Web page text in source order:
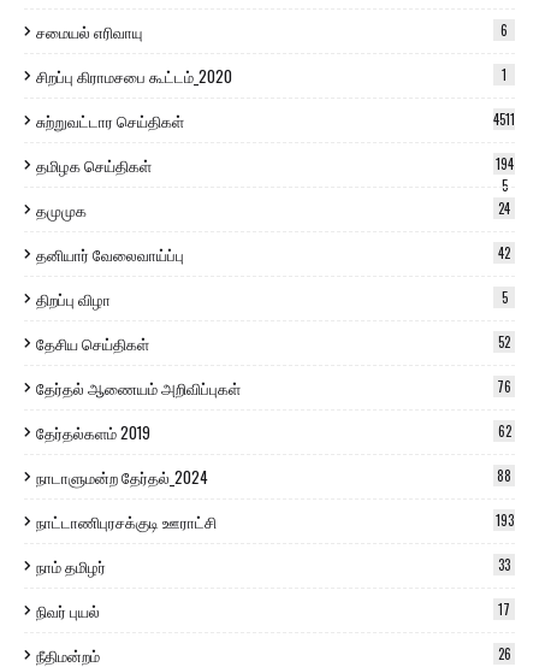
சமையல் எரிவாயு 6
சிறப்பு கிராமசபை கூட்டம்_2020 1
சுற்றுவட்டார செய்திகள் 4511
தமிழக செய்திகள்
194
5
தமுமுக 24
தனியார் வேலைவாய்ப்பு 42
திறப்பு விழா 5
தேசிய செய்திகள் 52
தேர்தல் ஆணையம் அறிவிப்புகள் 76
தேர்தல்களம் 2019 62
நாடாளுமன்ற தேர்தல்_2024 88
நாட்டாணிபுரசக்குடி ஊராட்சி 193
நாம் தமிழர் 33
நிவர் புயல் 17
நீதிமன்றம் 26